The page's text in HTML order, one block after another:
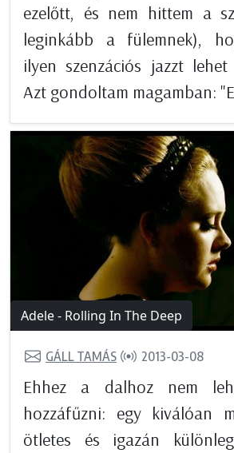
ezelőtt, és nem hittem a
leginkább a fülemnek),
ilyen szenzációs jazzt lehet
Azt gondoltam magamban:
Adele - Rolling In The Deep
GÁLL TAMÁS 2013-03-08
Ehhez a dalhoz nem
hozzáfűzni: egy kiválóan
ötletes és igazán